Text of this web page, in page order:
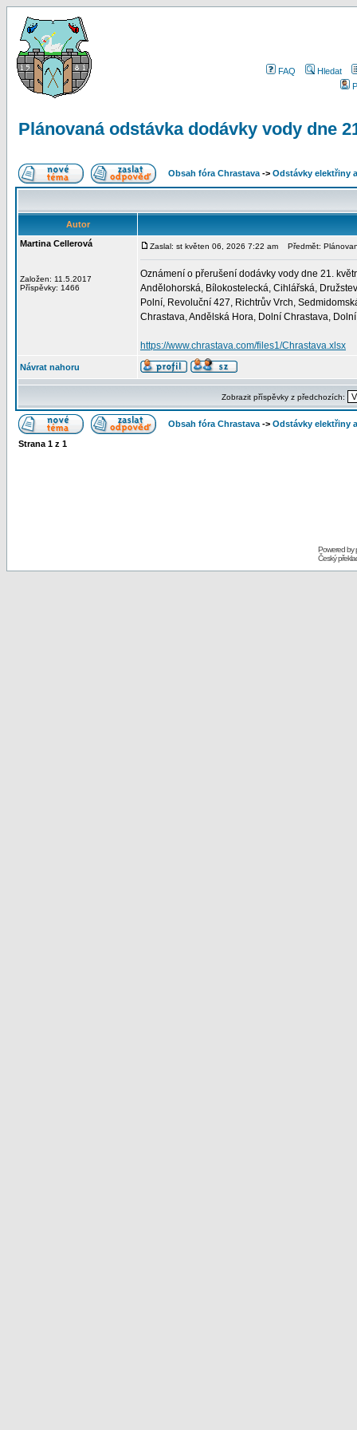
FAQ
Hledat
Plánovaná odstávka dodávky vody dne
Obsah fóra Chrastava -> Odstávky elektřiny
Autor
Martina Cellerová
Založen: 11.5.2017
Příspěvky: 1466
Zaslal: st květen 06, 2026 7:22 am Předmět:
Oznámení o přerušení dodávky vody dne 21.
Andělohorská, Bílokostelecká, Cihlářská,
Polní, Revoluční 427, Richtrův Vrch,
Chrastava, Andělská Hora, Dolní Chrastava,
https://www.chrastava.com/files1/Chrastava.xlsx
Návrat nahoru
Zobrazit příspěvky z předchozích:
Obsah fóra Chrastava -> Odstávky elektřiny
Strana 1 z 1
Powered by
Český